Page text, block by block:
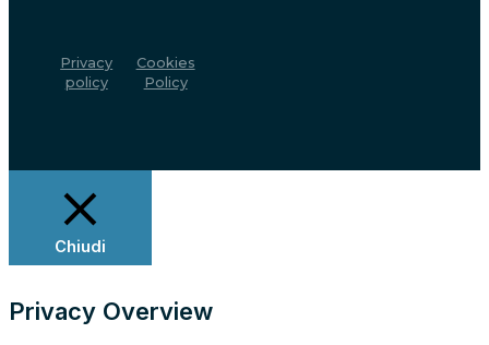
Privacy
policy
Cookies
Policy
Chiudi
Privacy Overview